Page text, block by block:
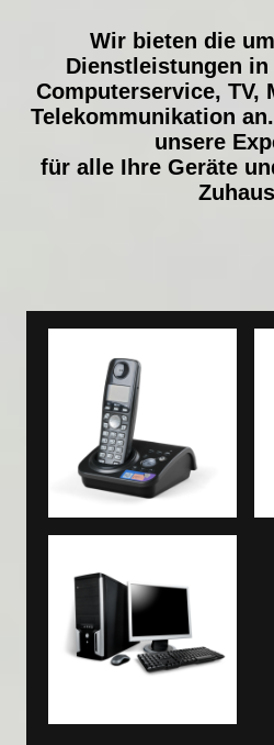
Wir bieten die
Dienstleistungen in
Computerservice, TV,
Telekommunikation
unsere
für alle Ihre Geräte